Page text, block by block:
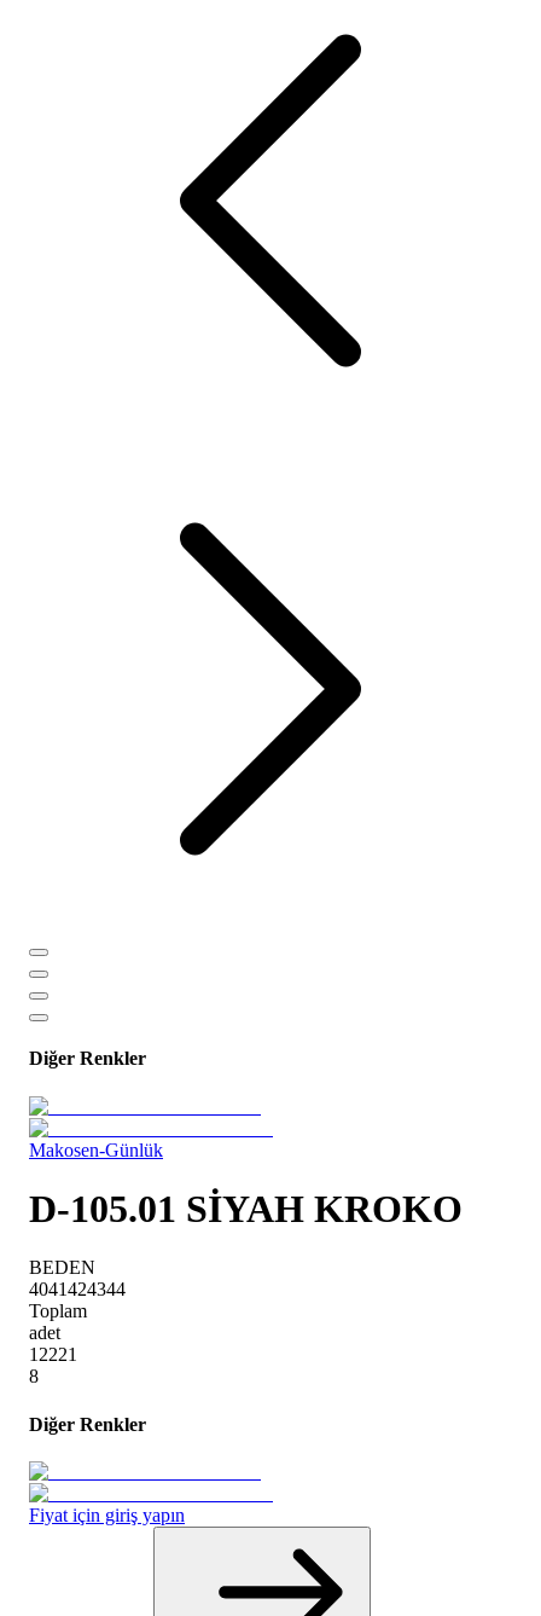
Diğer Renkler
Makosen-Günlük
D-105.01 SİYAH KROKO
BEDEN
4041424344
Toplam
adet
12221
8
Diğer Renkler
Fiyat için giriş yapın